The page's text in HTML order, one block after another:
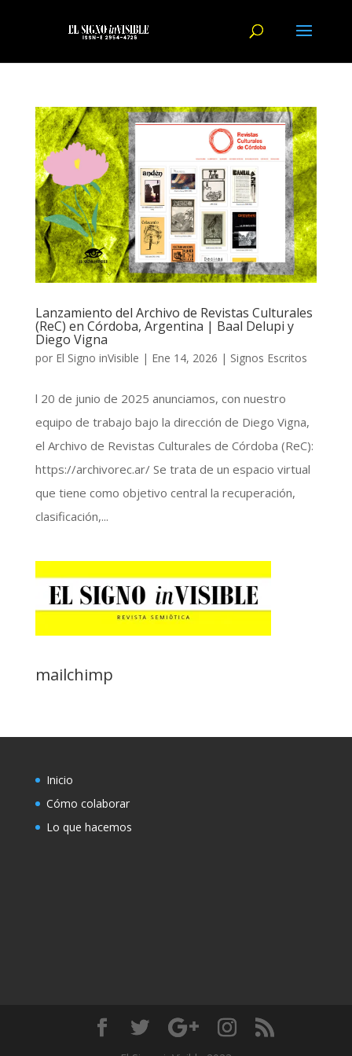
Lanzamiento del Archivo de Revistas Culturales
(ReC) en Córdoba, Argentina | Baal Delupi y
Diego Vigna
por El Signo inVisible | Ene 14, 2026 | Signos Escritos
l 20 de junio de 2025 anunciamos, con nuestro
equipo de trabajo bajo la dirección de Diego Vigna,
el Archivo de Revistas Culturales de Córdoba (ReC):
https://archivorec.ar/ Se trata de un espacio virtual
que tiene como objetivo central la recuperación,
clasificación,...
mailchimp
Inicio
Cómo colaborar
Lo que hacemos